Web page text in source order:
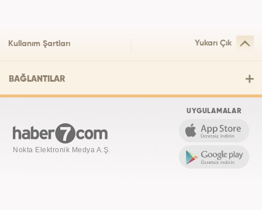
Kullanım Şartları Yukarı Çık
BAĞLANTILAR
Nokta Elektronik Medya A.Ş.
UYGULAMALAR